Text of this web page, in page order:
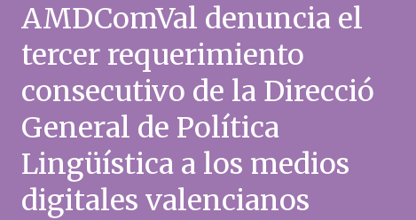
AMDComVal denuncia el
tercer requerimiento
consecutivo de la Direcció
General de Política
Lingüística a los medios
digitales valencianos